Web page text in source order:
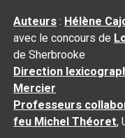
Auteurs : Hélène
avec le concours de
de Sherbrooke
Direction
Mercier
Professeurs
feu Michel Théoret,